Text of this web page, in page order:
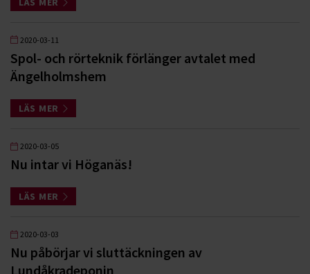
2020-03-11
Spol- och rörteknik förlänger avtalet med
Ängelholmshem
LÄS MER
2020-03-05
Nu intar vi Höganäs!
LÄS MER
2020-03-03
Nu påbörjar vi sluttäckningen av
Lundåkradeponin